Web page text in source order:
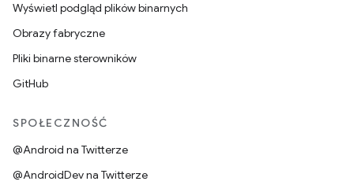
Wyświetl podgląd plików binarnych
Obrazy fabryczne
Pliki binarne sterowników
GitHub
SPOŁECZNOŚĆ
@Android na Twitterze
@AndroidDev na Twitterze